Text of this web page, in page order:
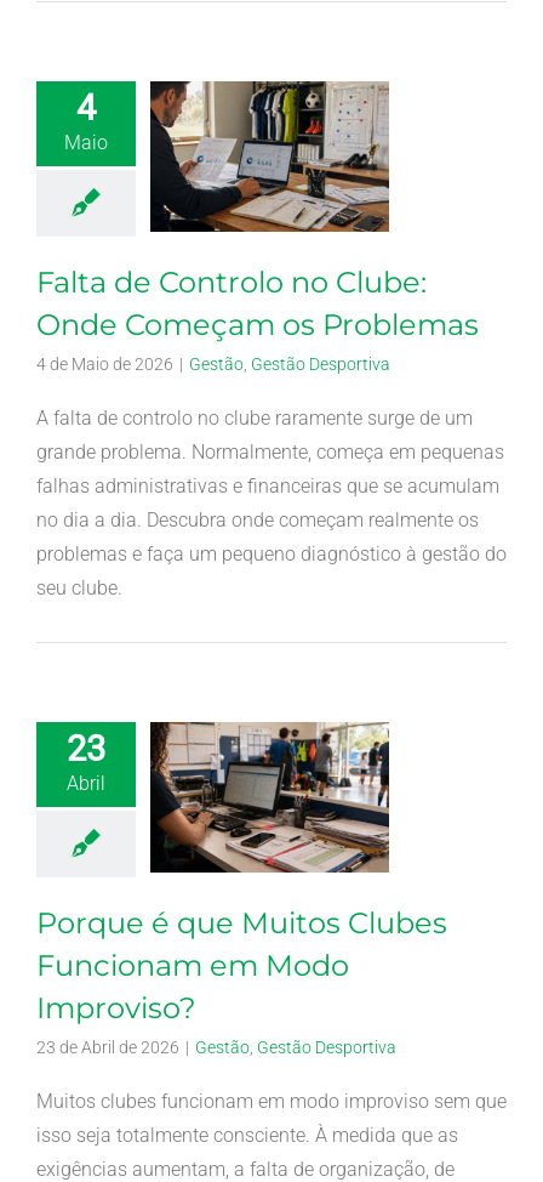
4
Maio
Falta de Controlo no Clube:
Onde Começam os Problemas
4 de Maio de 2026 | Gestão Gestão Desportiva
A falta de controlo no clube raramente surge de um
grande problema. Normalmente, começa em pequenas
falhas administrativas e financeiras que se acumulam
no dia a dia. Descubra onde começam realmente os
problemas e faça um pequeno diagnóstico à gestão do
seu clube.
23
Abril
Porque é que Muitos Clubes
Funcionam em Modo
Improviso?
23 de Abril de 2026 | Gestão Gestão Desportiva
Muitos clubes funcionam em modo improviso sem que
isso seja totalmente consciente. À medida que as
exigências aumentam, a falta de organização, de